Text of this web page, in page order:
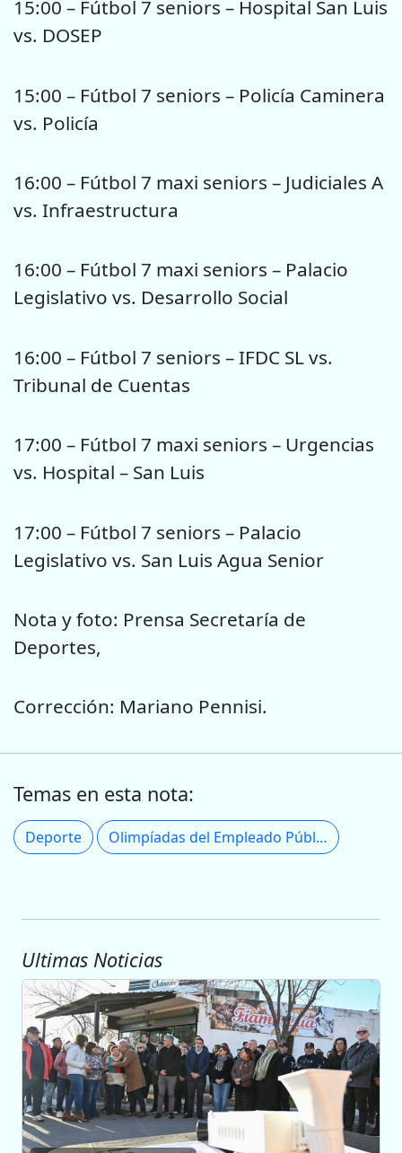
15:00 – Fútbol 7 seniors – Hospital San Luis
vs. DOSEP
15:00 – Fútbol 7 seniors – Policía Caminera
vs. Policía
16:00 – Fútbol 7 maxi seniors – Judiciales A
vs. Infraestructura
16:00 – Fútbol 7 maxi seniors – Palacio
Legislativo vs. Desarrollo Social
16:00 – Fútbol 7 seniors – IFDC SL vs.
Tribunal de Cuentas
17:00 – Fútbol 7 maxi seniors – Urgencias
vs. Hospital – San Luis
17:00 – Fútbol 7 seniors – Palacio
Legislativo vs. San Luis Agua Senior
Nota y foto: Prensa Secretaría de
Deportes,
Corrección: Mariano Pennisi.
Temas en esta nota:
Deporte Olimpíadas del Empleado Público
Ultimas Noticias